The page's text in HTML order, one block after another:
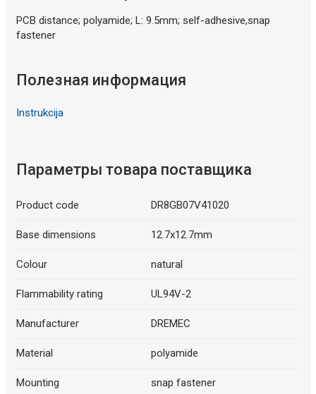
PCB distance; polyamide; L: 9.5mm; self-adhesive,snap
fastener
Полезная информация
Instrukcija
Параметры товара поставщика
Product code DR8GB07V41020
Base dimensions 12.7x12.7mm
Colour natural
Flammability rating UL94V-2
Manufacturer DREMEC
Material polyamide
Mounting snap fastener